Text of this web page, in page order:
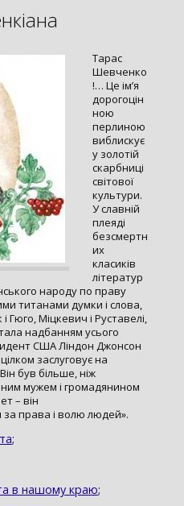
Тарас
Шевченко
!… Це ім’я
дорогоцін
ною
перлиною
виблискує
у золотій
скарбниці
світової
культури.
У славній
плеяді
безсмертн
их
класиків
літератур
народу по праву
титанами думки і слова,
Гюго, Міцкевич і Руставелі,
надбанням усього
США Ліндон Джонсон
заслуговує на
був більше, ніж
мужем і громадянином
– він
права і волю людей».
;
в нашому краю;